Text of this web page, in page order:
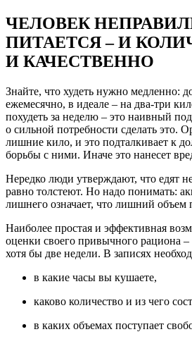
ЧЕЛОВЕК
ПИТАЕТСЯ – И
И КАЧЕСТВЕННО
Знайте, что худеть нужно медленно:
ежемесячно, в идеале – на два-три
похудеть за неделю – это наивный
о сильной потребности сделать это.
лишние кило, и это подталкивает к
борьбы с ними. Иначе это нанесет
Нередко люди утверждают, что едят
равно толстеют. Но надо понимать:
лишнего означает, что лишний объем
Наиболее простая и эффективная
оценки своего привычного рациона
хотя бы две недели. В записях
в какие часы вы кушаете,
каково количество и из чего
в каких объемах поступает